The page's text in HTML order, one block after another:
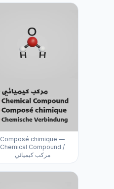
Composé chimique —
Chemical Compound /
مركب كيميائي